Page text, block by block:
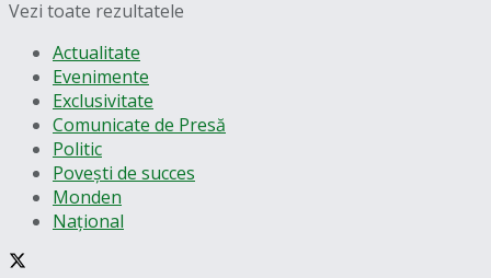
Vezi toate rezultatele
Actualitate
Evenimente
Exclusivitate
Comunicate de Presă
Politic
Povești de succes
Monden
Național